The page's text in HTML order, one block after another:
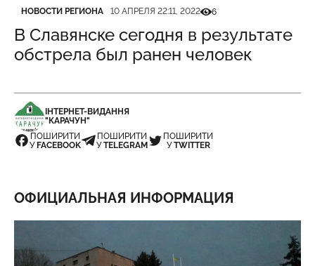
Категория
НОВОСТИ РЕГИОНА
Дата публикации 10 АПРЕЛЯ 22:11, 2022Кількість переглядів
6
В Славянске сегодня в результате
обстрела был ранен человек
ІНТЕРНЕТ-ВИДАННЯ
"КАРАЧУН"
ПОШИРИТИ
У FACEBOOK
ПОШИРИТИ
УTELEGRAM
ПОШИРИТИ
УTWITTER
ОФИЦИАЛЬНАЯ ИНФОРМАЦИЯ